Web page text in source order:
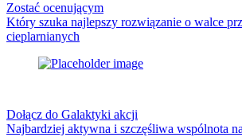
Zostać ocenującym
Który szuka najlepszy rozwiązanie o walce
cieplarnianych
Dołącz do Galaktyki akcji
Najbardziej aktywna i szczęśliwa wspólnota